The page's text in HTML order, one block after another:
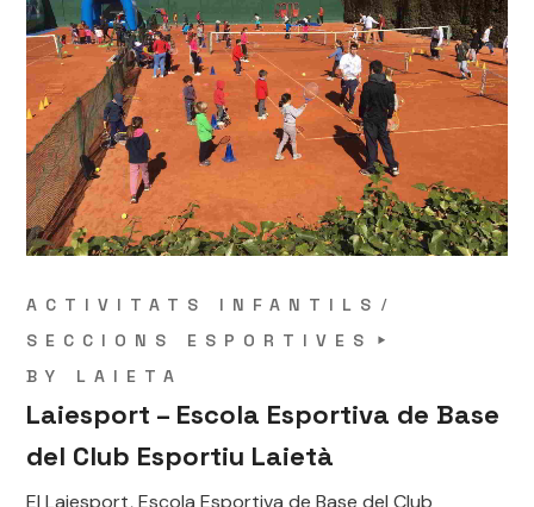
ACTIVITATS INFANTILS
SECCIONS ESPORTIVES
BY LAIETA
Laiesport – Escola Esportiva de Base
del Club Esportiu Laietà
El Laiesport, Escola Esportiva de Base del Club